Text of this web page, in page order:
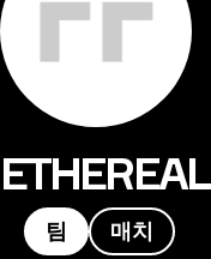
ETHEREAL
팀 매치